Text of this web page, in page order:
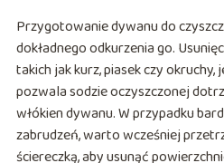
Przygotowanie dywanu do
dokładnego odkurzenia go.
takich jak kurz, piasek czy
pozwala sodzie oczyszczonej
włókien dywanu. W przypadku
zabrudzeń, warto wcześniej
ściereczką, aby usunąć